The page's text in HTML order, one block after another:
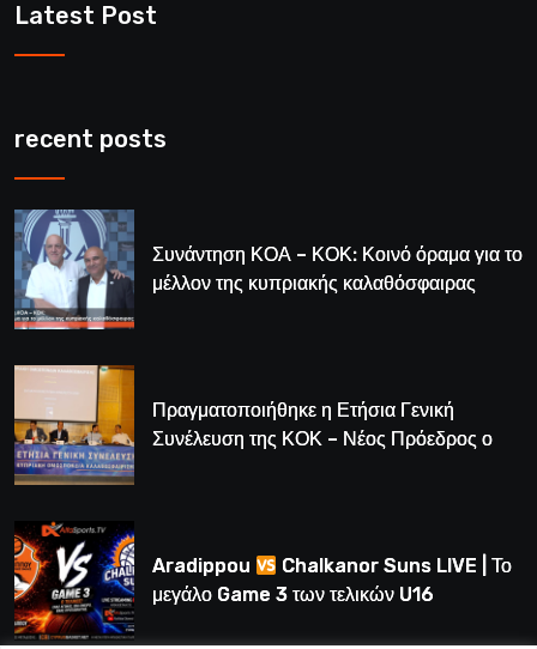
Latest Post
recent posts
Συνάντηση ΚΟΑ – ΚΟΚ: Κοινό όραμα για το
μέλλον της κυπριακής καλαθόσφαιρας
Πραγματοποιήθηκε η Ετήσια Γενική
Συνέλευση της ΚΟΚ – Νέος Πρόεδρος ο
Aradippou
Chalkanor Suns LIVE | Το
μεγάλο Game 3 των τελικών U16